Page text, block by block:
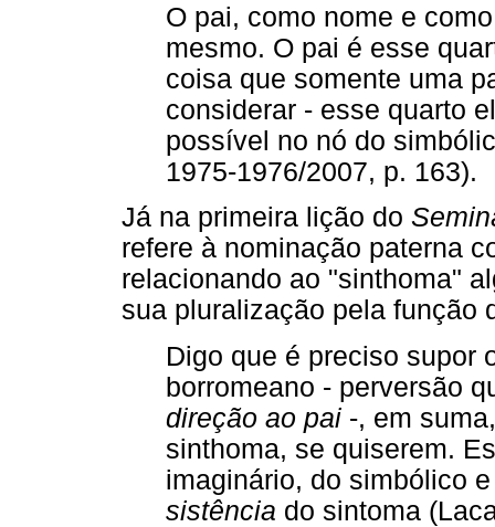
O pai, como nome e
mesmo. O pai é esse
coisa que somente uma
considerar - esse quarto
possível no nó do
1975-1976/2007, p. 163).
Já na primeira lição do
refere à nominação paterna
relacionando ao "sinthoma"
sua pluralização pela função
Digo que é preciso supor
borromeano - perversão
direção ao pai -, em
sinthoma, se quiserem.
imaginário, do simbólico
sistência do sintoma